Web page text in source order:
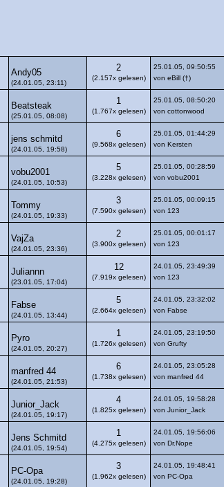
Andy05
(24.01.05, 23:11)
2
(2.157x gelesen)
25.01.05, 09:50:55
von eBill (†)
Beatsteak
(25.01.05, 08:08)
1
(1.767x gelesen)
25.01.05, 08:50:20
von cottonwood
jens schmitd
(24.01.05, 19:58)
6
(9.568x gelesen)
25.01.05, 01:44:29
von Kersten
vobu2001
(24.01.05, 10:53)
5
(3.228x gelesen)
25.01.05, 00:28:59
von vobu2001
Tommy
(24.01.05, 19:33)
3
(7.590x gelesen)
25.01.05, 00:09:15
von 123
VajZa
(24.01.05, 23:36)
2
(3.900x gelesen)
25.01.05, 00:01:17
von 123
Juliannn
(23.01.05, 17:04)
12
(7.919x gelesen)
24.01.05, 23:49:39
von 123
Fabse
(24.01.05, 13:44)
5
(2.664x gelesen)
24.01.05, 23:32:02
von Fabse
Pyro
(24.01.05, 20:27)
1
(1.726x gelesen)
24.01.05, 23:19:50
von Grufty
manfred 44
(24.01.05, 21:53)
6
(1.738x gelesen)
24.01.05, 23:05:28
von manfred 44
Junior_Jack
(24.01.05, 19:17)
4
(1.825x gelesen)
24.01.05, 19:58:28
von Junior_Jack
Jens Schmitd
(24.01.05, 19:54)
1
(4.275x gelesen)
24.01.05, 19:56:06
von Dr.Nope
PC-Opa
(24.01.05, 19:28)
3
(1.962x gelesen)
24.01.05, 19:48:41
von PC-Opa